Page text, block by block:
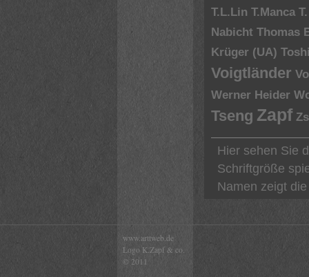
T.L.Lin T.Manca
Nabicht Thomas
Krüger (UA)
Voigtländer
Werner Heider
Tseng Zapf
Hier sehen Sie
Schriftgröße
Namen zeigt
www.arttweb.de
Logo K.Zapf & co.
© 2011